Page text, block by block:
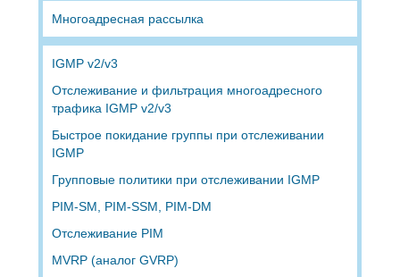
Многоадресная рассылка
IGMP v2/v3
Отслеживание и фильтрация многоадресного
трафика IGMP v2/v3
Быстрое покидание группы при отслеживании
IGMP
Групповые политики при отслеживании IGMP
PIM-SM, PIM-SSM, PIM-DM
Отслеживание PIM
MVRP (аналог GVRP)